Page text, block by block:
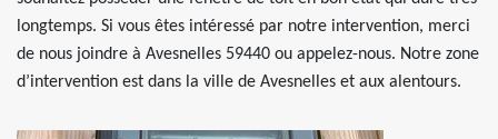
longtemps. Si vous êtes intéressé par notre intervention, merci
de nous joindre à Avesnelles 59440 ou appelez-nous. Notre zone
d’intervention est dans la ville de Avesnelles et aux alentours.